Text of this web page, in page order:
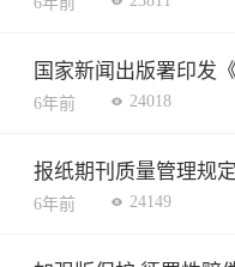
国家新闻出版署印发
6年前 24018
报纸期刊质量管理规定
6年前 24149